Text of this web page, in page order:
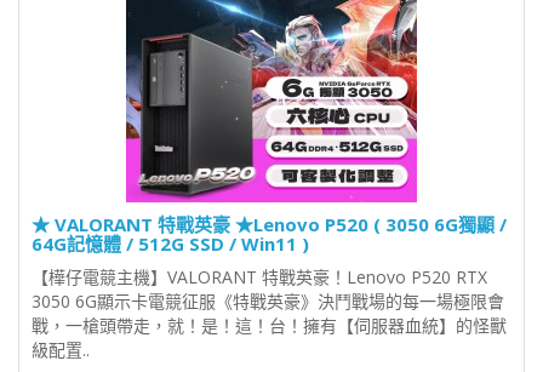
★ VALORANT 特戰英豪 ★Lenovo P520 ( 3050 6G獨顯 /
64G記憶體 / 512G SSD / Win11 )
【樺仔電競主機】VALORANT 特戰英豪！Lenovo P520 RTX
3050 6G顯示卡電競征服《特戰英豪》決鬥戰場的每一場極限會
戰，一槍頭帶走，就！是！這！台！擁有【伺服器血統】的怪獸
級配置..